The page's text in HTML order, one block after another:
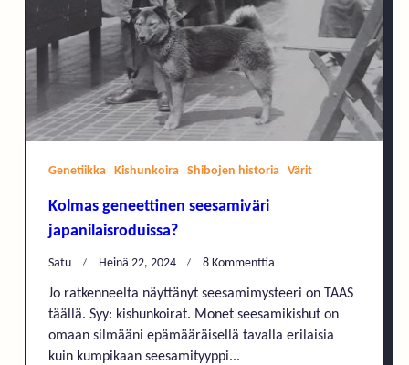
Genetiikka Kishunkoira Shibojen historia Värit
Kolmas geneettinen seesamiväri
japanilaisroduissa?
Satu Heinä 22, 2024 8 Kommenttia
Geneettinen
Seesamiväri
Japanilaisroduissa?
Jo ratkenneelta näyttänyt seesamimysteeri on TAAS
täällä. Syy: kishunkoirat. Monet seesamikishut on
omaan silmääni epämääräisellä tavalla erilaisia
kuin kumpikaan seesamityyppi...